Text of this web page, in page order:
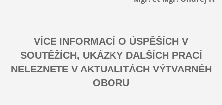
VÍCE INFORMACÍ O ÚSPĚŠÍCH V
SOUTĚŽÍCH, UKÁZKY DALŠÍCH PRACÍ
NELEZNETE V AKTUALITÁCH VÝTVARNÉH
OBORU